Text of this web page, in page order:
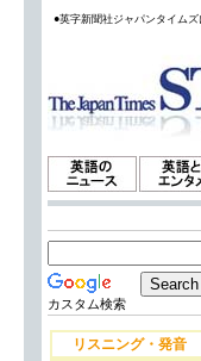
●英字新聞社ジャパンタイム
カスタム検索
リスニング・発音